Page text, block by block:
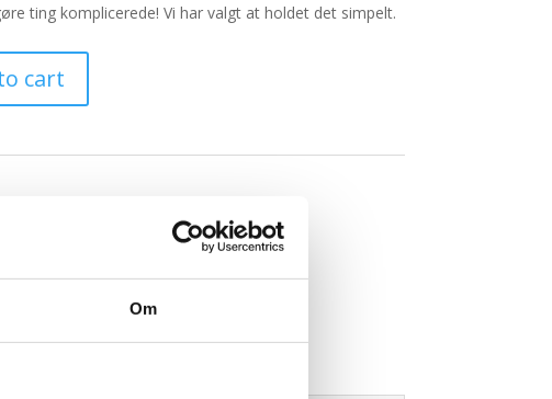
Om
ting komplicerede! Vi har valgt at holdet det simpelt.
cart